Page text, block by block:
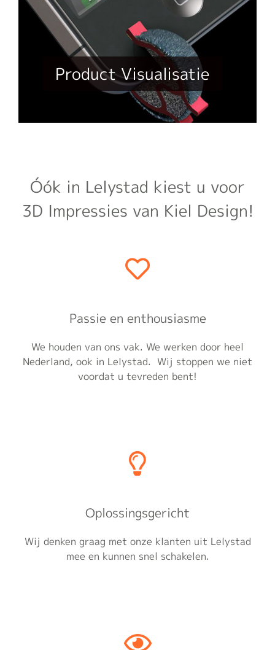
Product Visualisatie
Óók in Lelystad kiest u voor
3D Impressies van Kiel Design!
Passie en enthousiasme
We houden van ons vak. We werken door heel
Nederland, ook in Lelystad. Wij stoppen we niet
voordat u tevreden bent!
Oplossingsgericht
Wij denken graag met onze klanten uit Lelystad
mee en kunnen snel schakelen.